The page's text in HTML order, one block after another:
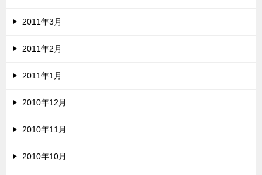
2011年3月
2011年2月
2011年1月
2010年12月
2010年11月
2010年10月